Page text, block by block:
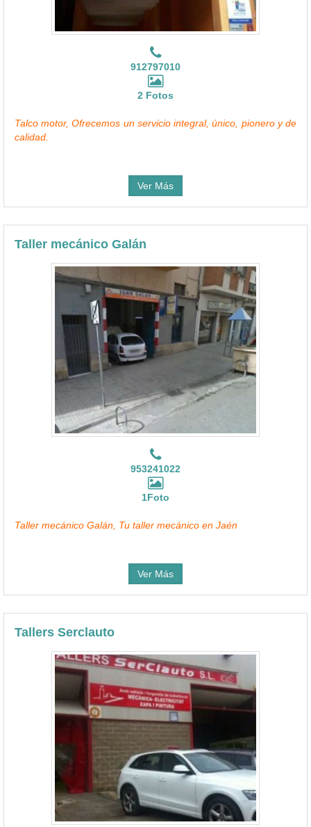
912797010
2 Fotos
Talco motor, Ofrecemos un servicio integral, único, pionero y de
calidad.
Ver Más
Taller mecánico Galán
953241022
1Foto
Taller mecánico Galán, Tu taller mecánico en Jaén
Ver Más
Tallers Serclauto